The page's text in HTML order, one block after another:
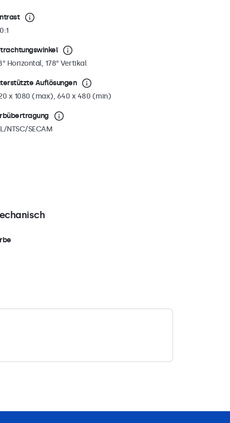
Horizontal, 178° Vertikal
Auflösungen
x 1080 (max), 640 x 480 (min)
NTSC/SECAM